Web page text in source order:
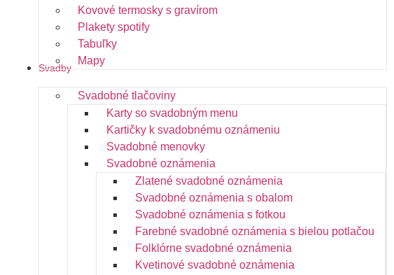
Kovové termosky s gravírom
Plakety spotify
Tabuľky
Mapy
Svadby
Svadobné tlačoviny
Karty so svadobným menu
Kartičky k svadobnému oznámeniu
Svadobné menovky
Svadobné oznámenia
Zlatené svadobné oznámenia
Svadobné oznámenia s obalom
Svadobné oznámenia s fotkou
Farebné svadobné oznámenia s bielou potlačou
Folklórne svadobné oznámenia
Kvetinové svadobné oznámenia